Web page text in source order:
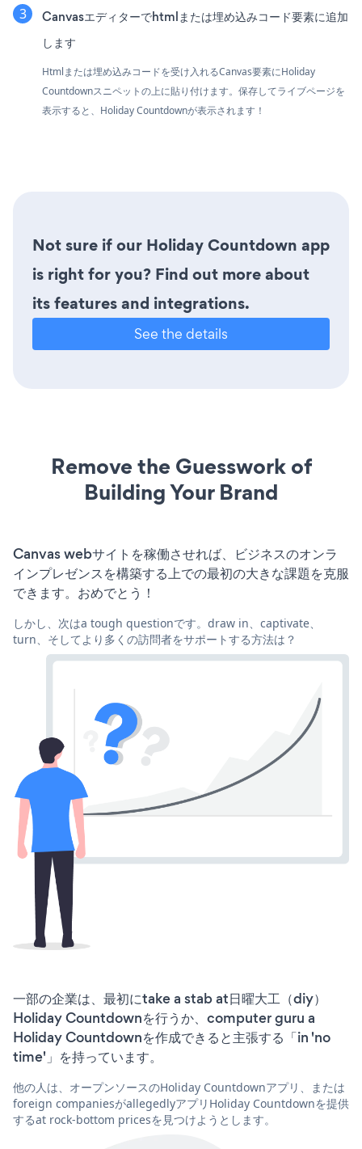
Canvasエディターでhtmlまたは埋め込みコード要素に追加
します
Htmlまたは埋め込みコードを受け入れるCanvas要素にHoliday
Countdownスニペットの上に貼り付けます。保存してライブページを
表示すると、Holiday Countdownが表示されます！
Not sure if our Holiday Countdown app
is right for you? Find out more about
its features and integrations.
See the details
Remove the Guesswork of
Building Your Brand
Canvas webサイトを稼働させれば、ビジネスのオンラ
インプレゼンスを構築する上での最初の大きな課題を克服
できます。おめでとう！
しかし、次はa tough questionです。draw in、captivate、
turn、そしてより多くの訪問者をサポートする方法は？
一部の企業は、最初にtake a stab at日曜大工（diy）
Holiday Countdownを行うか、computer guru a
Holiday Countdownを作成できると主張する「in 'no
time'」を持っています。
他の人は、オープンソースのHoliday Countdownアプリ、または
foreign companiesがallegedlyアプリHoliday Countdownを提供
するat rock-bottom pricesを見つけようとします。